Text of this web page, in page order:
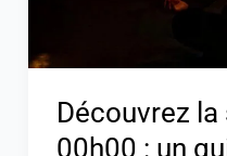
Découvrez
00h00 : un